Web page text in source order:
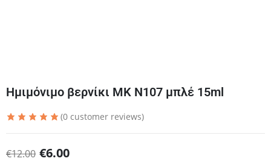
Ημιμόνιμο βερνίκι ΜΚ Ν107 μπλέ 15ml
(0 customer reviews)
€12.00 €6.00